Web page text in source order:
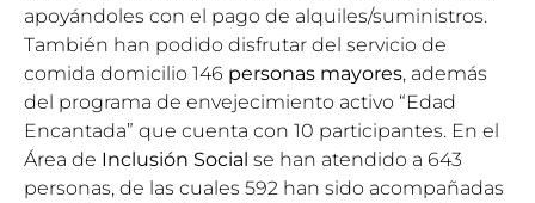
apoyándoles con el pago de alquiles/suministros.
También han podido disfrutar del servicio de
comida domicilio 146 personas mayores, además
del programa de envejecimiento activo “Edad
Encantada” que cuenta con 10 participantes. En el
Área de Inclusión Social se han atendido a 643
personas, de las cuales 592 han sido acompañadas